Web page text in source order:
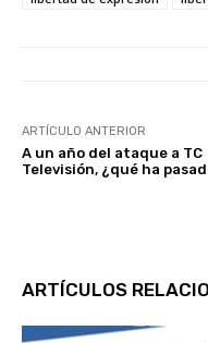
ARTÍCULO ANTERIOR
A un año del ataque a TC
Televisión, ¿qué ha
ARTÍCULOS